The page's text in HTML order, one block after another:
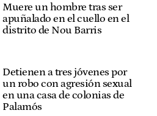
Muere un hombre tras ser
apuñalado en el cuello en el
distrito de Nou Barris
Detienen a tres jóvenes por
un robo con agresión sexual
en una casa de colonias de
Palamós